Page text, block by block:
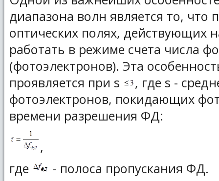
диапазона волн является то, что
оптических полях,
работать в режиме счета числа
(фотоэлектронов). Эта
проявляется при s
, где s -
фотоэлектронов, покидающих
времени разрешения ФД:
,
где
- полоса пропускания ФД.